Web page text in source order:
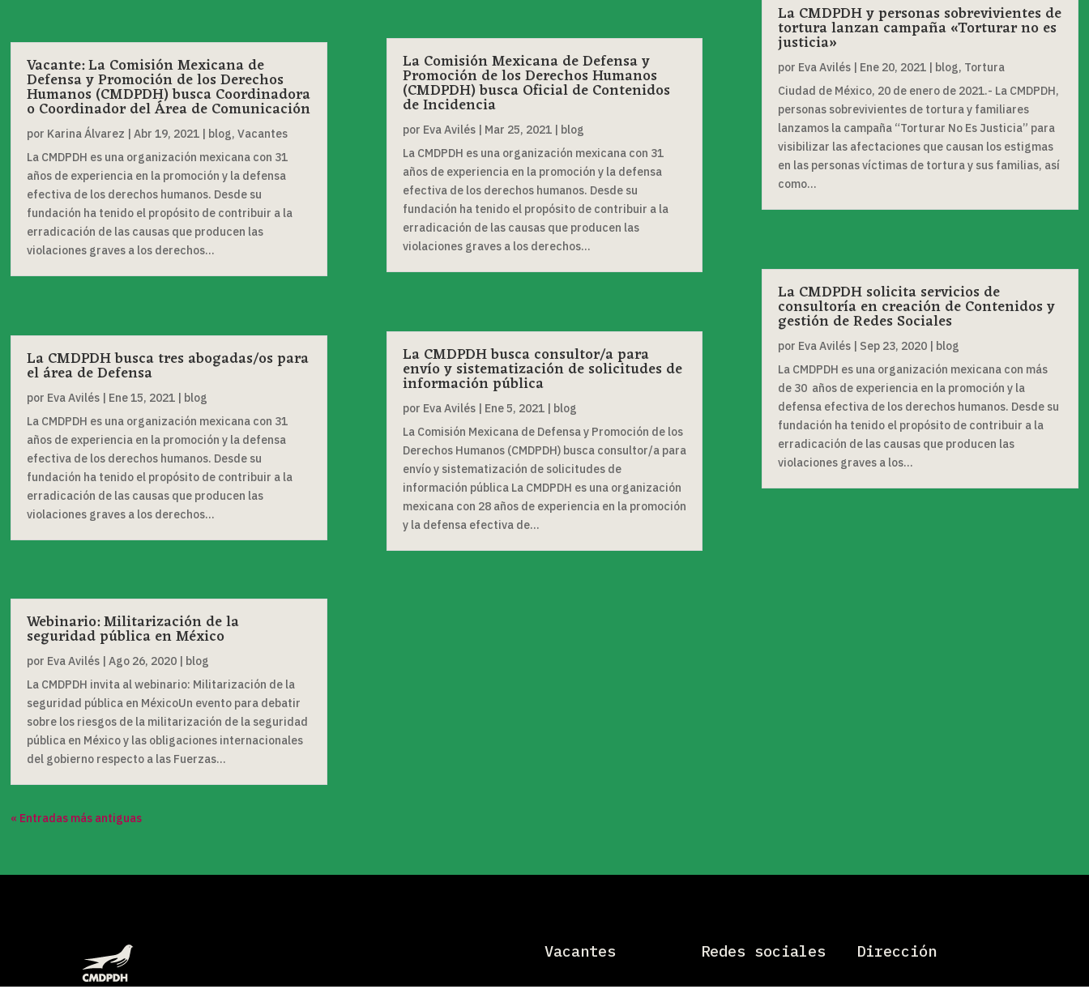
Vacante: La Comisión Mexicana de
Defensa y Promoción de los Derechos
Humanos (CMDPDH) busca Coordinadora
o Coordinador del Área de Comunicación
por Karina Álvarez |Abr 19, 2021 | blog,Vacantes
La CMDPDH es una organización mexicana con 31
años de experiencia en la promoción y la defensa
efectiva de los derechos humanos. Desde su
fundación ha tenido el propósito de contribuir a la
erradicación de las causas que producen las
violaciones graves a los derechos...
La CMDPDH busca tres abogadas/os para
el área de Defensa
por Eva Avilés | Ene 15, 2021 | blog
La CMDPDH es una organización mexicana con 31
años de experiencia en la promoción y la defensa
efectiva de los derechos humanos. Desde su
fundación ha tenido el propósito de contribuir a la
erradicación de las causas que producen las
violaciones graves a los derechos...
Webinario: Militarización de la
seguridad pública en México
por Eva Avilés |Ago 26, 2020 | blog
La CMDPDH invita al webinario: Militarización de la
seguridad pública en MéxicoUn evento para debatir
sobre los riesgos de la militarización de la seguridad
pública en México y las obligaciones internacionales
del gobierno respecto a las Fuerzas...
La Comisión Mexicana de Defensa y
Promoción de los Derechos Humanos
(CMDPDH) busca Oficial de Contenidos
de Incidencia
por Eva Avilés| Mar 25, 2021| blog
La CMDPDH es una organización mexicana con 31
años de experiencia en la promoción y la defensa
efectiva de los derechos humanos. Desde su
fundación ha tenido el propósito de contribuir a la
erradicación de las causas que producen las
violaciones graves a los derechos...
La CMDPDH busca consultor/a para
envío y sistematización de solicitudes de
información pública
por Eva Avilés| Ene 5, 2021| blog
La Comisión Mexicana de Defensa y Promoción de los
Derechos Humanos (CMDPDH) busca consultor/a para
envío y sistematización de solicitudes de
información pública La CMDPDH es una organización
mexicana con 28 años de experiencia en la promoción
y la defensa efectiva de...
La CMDPDH y personas sobrevivientes de
tortura lanzan campaña «Torturar no es
justicia»
por Eva Avilés| Ene 20, 2021| blog, Tortura
Ciudad de México, 20 de enero de 2021.- La CMDPDH,
personas sobrevivientes de tortura y familiares
lanzamos la campaña “Torturar No Es Justicia” para
visibilizar las afectaciones que causan los estigmas
en las personas víctimas de tortura y sus familias, así
como...
La CMDPDH solicita servicios de
consultoría en creación de Contenidos y
gestión de Redes Sociales
por Eva Avilés| Sep 23, 2020| blog
La CMDPDH es una organización mexicana con más
de 30 años de experiencia en la promoción y la
defensa efectiva de los derechos humanos. Desde su
fundación ha tenido el propósito de contribuir a la
erradicación de las causas que producen las
violaciones graves a los...
« Entradas más antiguas
Vacantes Redes sociales Dirección